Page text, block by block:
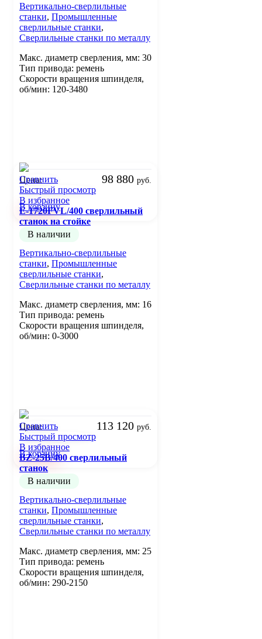
Вертикально-сверлильные
станки, Промышленные
сверлильные станки,
Сверлильные станки по металлу
Цена: 98 880 руб.
Макс. диаметр сверления, мм: 30
Тип привода: ремень
Скорости вращения шпинделя,
об/мин: 120-3480
В корзину
Сравнить
Быстрый просмотр
В избранное
E-1720FVL/400 сверлильный
станок на стойке
В наличии
Вертикально-сверлильные
станки, Промышленные
сверлильные станки,
Сверлильные станки по металлу
Цена: 113 120 руб.
Макс. диаметр сверления, мм: 16
Тип привода: ремень
Скорости вращения шпинделя,
об/мин: 0-3000
В корзину
Сравнить
Быстрый просмотр
В избранное
BZ-25B/400 сверлильный
станок
В наличии
Вертикально-сверлильные
станки, Промышленные
сверлильные станки,
Сверлильные станки по металлу
Макс. диаметр сверления, мм: 25
Тип привода: ремень
Скорости вращения шпинделя,
об/мин: 290-2150